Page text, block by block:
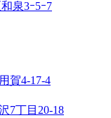
泉3ｰ5ｰ7
賀4-17-4
7丁目20-18